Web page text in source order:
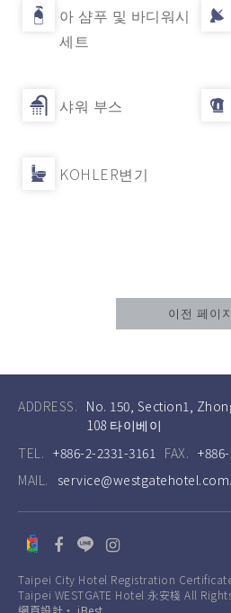
아 샴푸 및 바디워시
세트
샤워 부스
KOHLER변기
이전 페이지
ADDRESS. No. 150, Section1,
108 타이베이
TEL. +886-2-2331-3161 FAX.
MAIL.
Taipei City Hotel Registration
Taipei WESTGATE Hotel 永安棧 All
網頁設計 ‧ iBest